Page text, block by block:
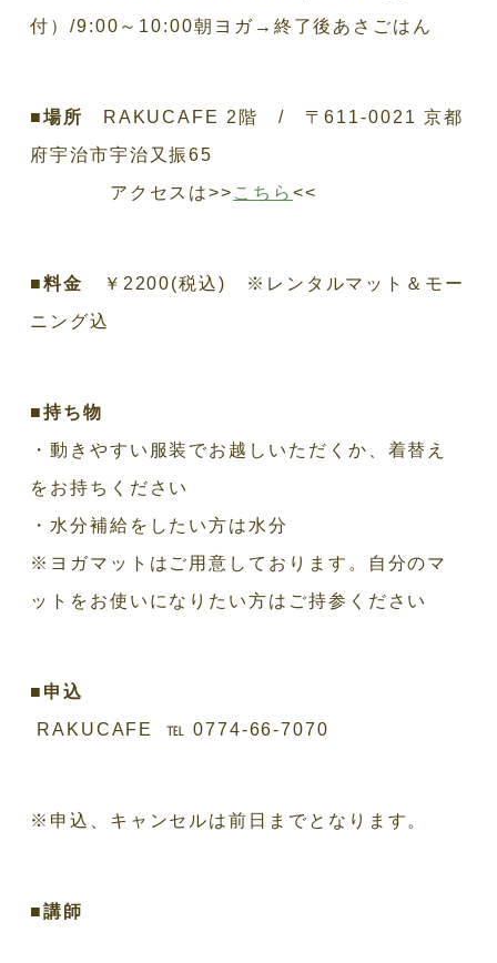
付）/9:00～10:00朝ヨガ→終了後あさごはん
■場所
RAKUCAFE 2階 / 〒611-0021 京都
府宇治市宇治又振65
アクセスは>> こちら <<
■料金
￥2200(税込) ※レンタルマット＆モー
ニング込
■持ち物
・動きやすい服装でお越しいただくか、着替え
をお持ちください
・水分補給をしたい方は水分
※ヨガマットはご用意しております。自分のマ
ットをお使いになりたい方はご持参ください
■申込
RAKUCAFE ℡ 0774-66-7070
※申込、キャンセルは前日までとなります。
■講師